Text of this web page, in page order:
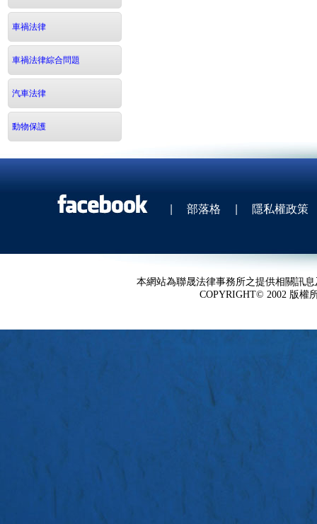
車禍法律
車禍法律綜合問題
汽車法律
動物保護
| 部落格 | 隱私權政策
本網站為聯晟法律事務所之提供相關訊
COPYRIGHT© 2002 版權